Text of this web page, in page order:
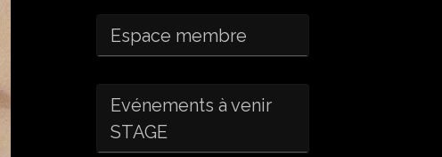
Espace membre
Evénements à venir
STAGE